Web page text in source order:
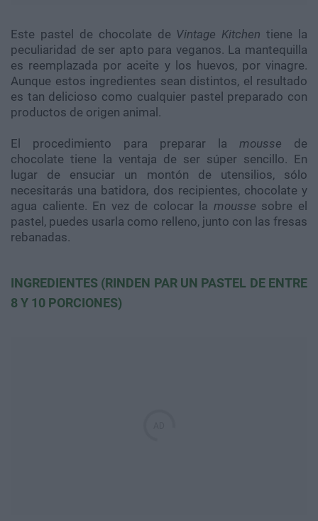
Este pastel de chocolate de Vintage Kitchen tiene la
peculiaridad de ser apto para veganos. La mantequilla
es reemplazada por aceite y los huevos, por vinagre.
Aunque estos ingredientes sean distintos, el resultado
es tan delicioso como cualquier pastel preparado con
productos de origen animal.
El procedimiento para preparar la mousse de
chocolate tiene la ventaja de ser súper sencillo. En
lugar de ensuciar un montón de utensilios, sólo
necesitarás una batidora, dos recipientes, chocolate y
agua caliente. En vez de colocar la mousse sobre el
pastel, puedes usarla como relleno, junto con las fresas
rebanadas.
INGREDIENTES (RINDEN PAR UN PASTEL DE ENTRE
8 Y 10 PORCIONES)